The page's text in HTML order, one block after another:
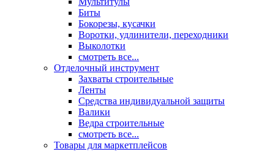
Биты
Бокорезы, кусачки
Воротки, удлинители, переходники
Выколотки
смотреть все...
Отделочный инструмент
Захваты строительные
Ленты
Средства индивидуальной защиты
Валики
Ведра строительные
смотреть все...
Товары для маркетплейсов